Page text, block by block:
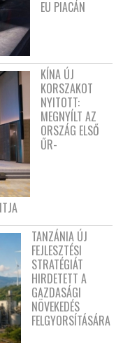
EU PIACÁN
KÍNA ÚJ
KORSZAKOT
NYITOTT:
MEGNYÍLT AZ
ORSZÁG ELSŐ
ŰR-
TANZÁNIA ÚJ
FEJLESZTÉSI
STRATÉGIÁT
HIRDETETT A
GAZDASÁGI
NÖVEKEDÉS
FELGYORSÍTÁSÁRA